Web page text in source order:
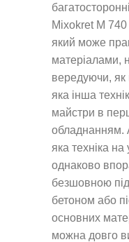
Mixokret M
який може
матеріалами,
вередуючи, як
яка інша
майстри в
обладнанням.
яка техніка
однаково
безшовною
бетоном або
основних
можна довго